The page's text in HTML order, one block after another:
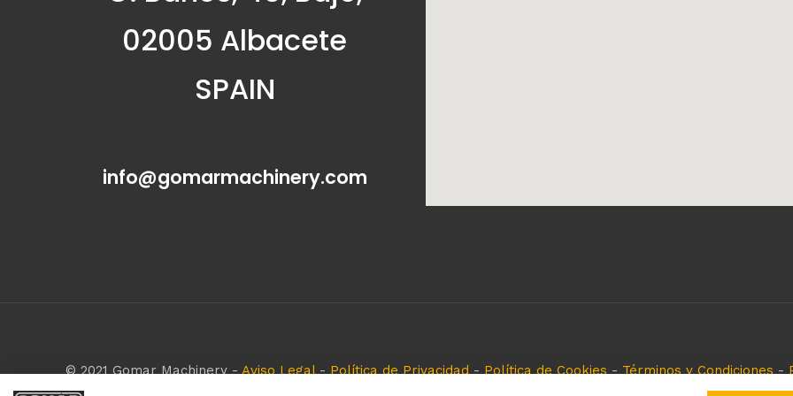
02005 Albacete
SPAIN
info@gomarmachinery.com
© 2021 Gomar Machinery -Aviso Legal-Política de Privacidad-Política de Cookies-Términos y Condiciones-